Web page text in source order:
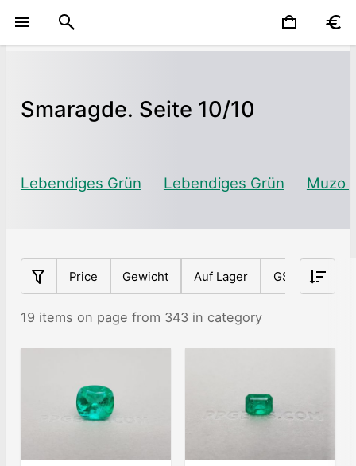
Smaragde. Seite 10/10
Lebendiges Grün Lebendiges Grün Muzo
Price Gewicht Auf Lager GS-Index
19 items on page from 343 in category